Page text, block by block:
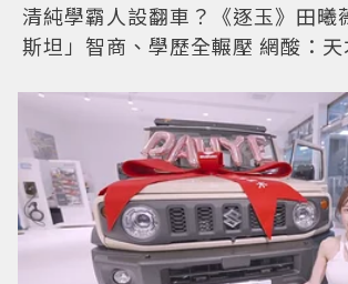
清純學霸人設翻車？《逐玉》田曦
斯坦」智商、學歷全輾壓 網酸：